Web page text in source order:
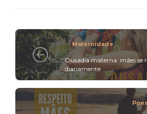
Maternidade
Ousadia materna: mães se
diariamente